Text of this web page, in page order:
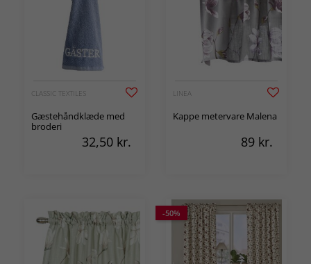
CLASSIC TEXTILES
Gæstehåndklæde med
broderi
32,50 kr.
LINEA
Kappe metervare Malena
89 kr.
-50%